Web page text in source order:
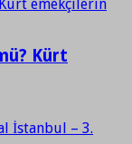
Kürt